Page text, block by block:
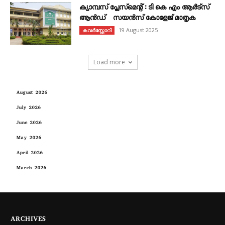
ക്യാമ്പസ് പ്ലേസ്മെന്റ് : ടി കെ എം ആർട്സ്
ആൻഡ് സയൻസ് കോളേജ് മാതൃക
കവര്‍സ്റ്റോറി 19 August 2025
Load more
August 2026
July 2026
June 2026
May 2026
April 2026
March 2026
ARCHIVES